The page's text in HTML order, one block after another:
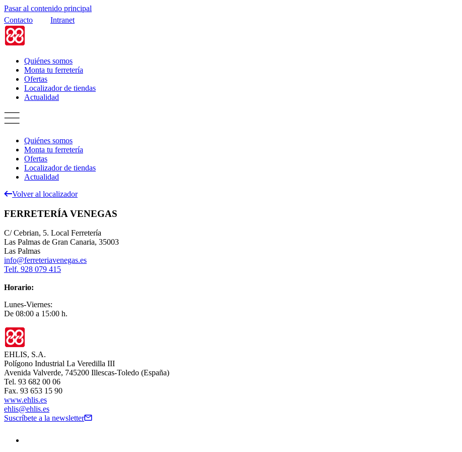
Pasar al contenido principal
Contacto
Intranet
Quiénes somos
Monta tu ferretería
Ofertas
Localizador de tiendas
Actualidad
Quiénes somos
Monta tu ferretería
Ofertas
Localizador de tiendas
Actualidad
Volver al localizador
FERRETERÍA VENEGAS
C/ Cebrian, 5. Local Ferretería
Las Palmas de Gran Canaria, 35003
Las Palmas
info@ferreteriavenegas.es
Telf. 928 079 415
Horario:
Lunes-Viernes:
De 08:00 a 15:00 h.
EHLIS, S.A.
Polígono Industrial La Veredilla III
Avenida Valverde, 745200 Illescas-Toledo (España)
Tel. 93 682 00 06
Fax. 93 653 15 90
www.ehlis.es
ehlis@ehlis.es
Suscríbete a la newsletter